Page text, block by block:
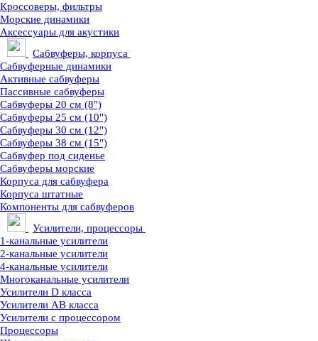
Кроссоверы, фильтры
Морские динамики
Аксессуары для акустики
Сабвуферы, корпуса
Сабвуферные динамики
Активные сабвуферы
Пассивные сабвуферы
Сабвуферы 20 см (8")
Сабвуферы 25 см (10")
Сабвуферы 30 см (12")
Сабвуферы 38 см (15")
Сабвуфер под сиденье
Сабвуферы морские
Корпуса для сабвуфера
Корпуса штатные
Компоненты для сабвуферов
Усилители, процессоры
1-канальные усилители
2-канальные усилители
4-канальные усилители
Многоканальные усилители
Усилители D класса
Усилители АВ класса
Усилители с процессором
Процессоры